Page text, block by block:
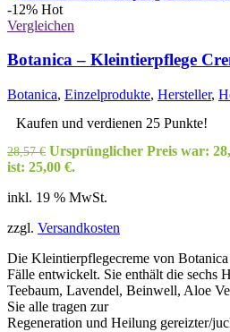
-12% Hot
Vergleichen
Botanica – Kleintierpflege
Botanica, Einzelprodukte, Hersteller,
Kaufen und verdienen 25 Punkte!
28,57€ Ursprünglicher Preis war:
ist: 25,00 €.
inkl. 19 % MwSt.
zzgl. Versandkosten
Die Kleintierpflegecreme von
Fälle entwickelt. Sie enthält die sechs
Teebaum, Lavendel, Beinwell, Aloe
Sie alle tragen zur
Regeneration und Heilung gereizter/